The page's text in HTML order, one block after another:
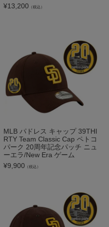
¥13,200 （税込）
MLB パドレス キャップ 39THI
RTY Team Classic Cap ペトコ
パーク 20周年記念パッチ ニュ
ーエラ/New Era ゲーム
¥9,900 （税込）